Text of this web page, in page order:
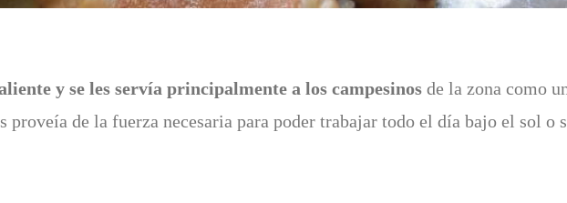
y se les servía principalmente a los campesinos de la zona como
proveía de la fuerza necesaria para poder trabajar todo el día bajo el sol o